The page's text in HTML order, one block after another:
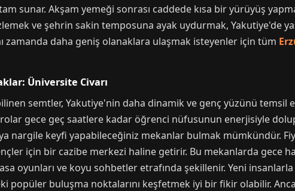
sunar. Akşam yemeği sonrası caddede kısa bir yürüyüş
ve şehrin sakin temposuna ayak uydurmak, Yakutiye'de
zamanda daha geniş olanaklara ulaşmak isteyenler için tüm
Üniversite Civarı
semtler, Yakutiye'nin daha dinamik ve genç yüzünü temsil
gece geç saatlere kadar öğrenci nüfusunun enerjisiyle
nargile keyfi yapabileceğiniz mekanlar bulmak mümkündür.
için bir cazibe merkezi haline getirir. Bu mekanlarda gece
oyunları ve koyu sohbetler etrafında şekillenir. Yeni
popüler buluşma noktalarını keşfetmek iyi bir fikir olabilir.